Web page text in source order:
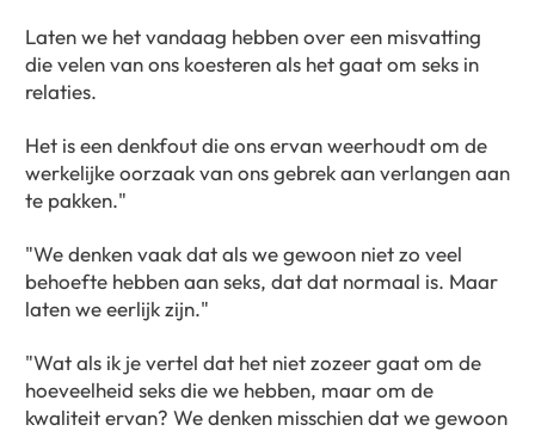
Laten we het vandaag hebben over een misvatting
die velen van ons koesteren als het gaat om seks in
relaties.
Het is een denkfout die ons ervan weerhoudt om de
werkelijke oorzaak van ons gebrek aan verlangen aan
te pakken."
"We denken vaak dat als we gewoon niet zo veel
behoefte hebben aan seks, dat dat normaal is. Maar
laten we eerlijk zijn."
"Wat als ik je vertel dat het niet zozeer gaat om de
hoeveelheid seks die we hebben, maar om de
kwaliteit ervan? We denken misschien dat we gewoon